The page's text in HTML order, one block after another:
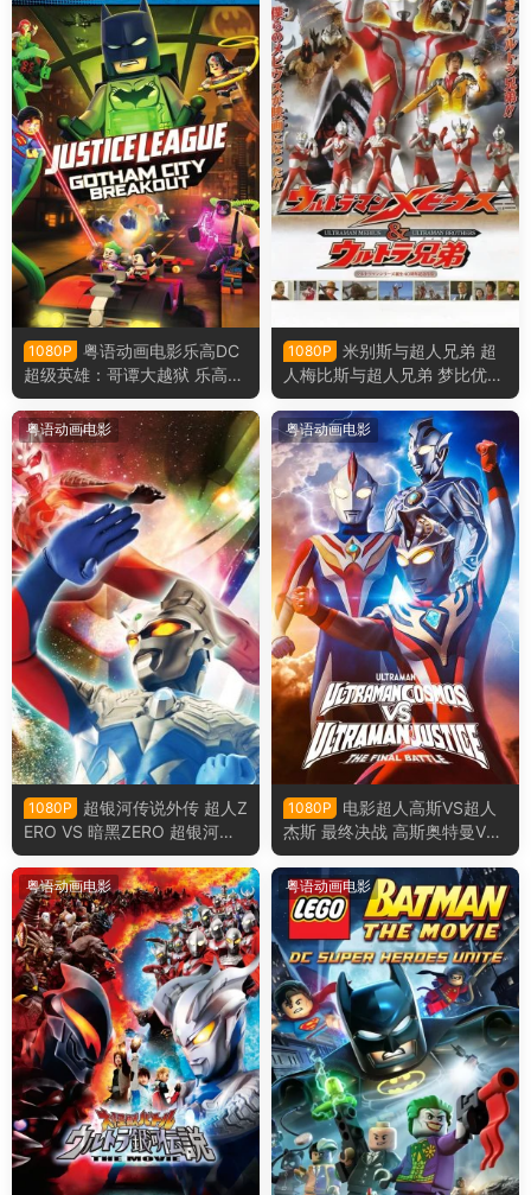
1080P
粤语动画电影乐高DC
超级英雄：哥谭大越狱 乐高超
级英雄：正义联盟之冲出哥谭
市粤语版
1080P
米别斯与超人兄弟 超
人梅比斯与超人兄弟 梦比优斯
奥特曼和奥特兄弟粤语版
粤语动画电影
1080P
超银河传说外传 超人Z
ERO VS 暗黑ZERO 超银河传
说外传：赛罗奥特曼vs黑暗独
眼巨人赛罗粤语版
粤语动画电影
1080P
电影超人高斯VS超人
杰斯 最终决战 高斯奥特曼VS
杰斯提斯奥特曼 高斯迪斯终极
之战粤语版
粤语动画电影 粤语动画电影